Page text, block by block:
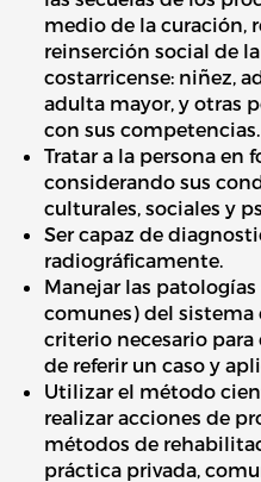
medio de la curación,
reinserción social de
costarricense: niñez,
adulta mayor, y otras
con sus competencias.
Tratar a la persona en
considerando sus
culturales, sociales y
Ser capaz de
radiográficamente.
Manejar las patologías
comunes) del
criterio necesario para
de referir un caso y
Utilizar el método
realizar acciones de
métodos de
práctica privada,